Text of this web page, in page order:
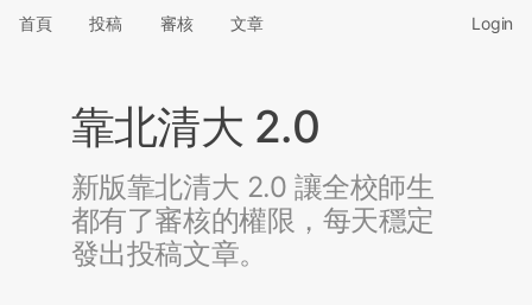
首頁 投稿 審核 文章 Login
靠北清大 2.0
新版靠北清大 2.0 讓全校師生
都有了審核的權限，每天穩定
發出投稿文章。